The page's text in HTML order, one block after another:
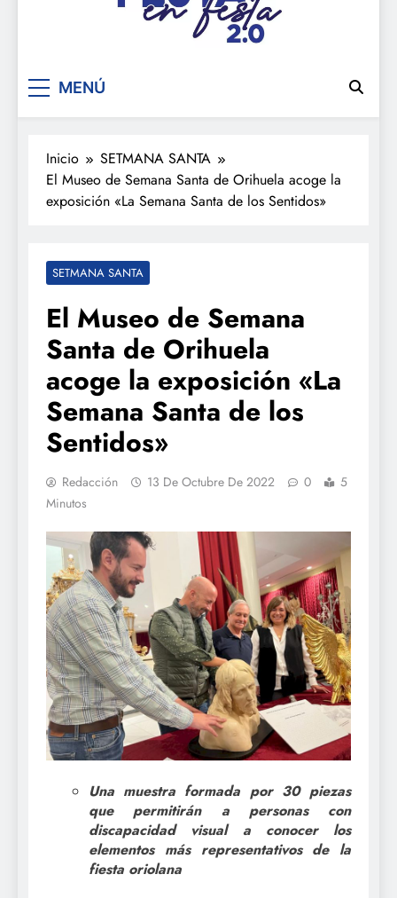
De festa en festa 2.0
MENÚ
Inicio
SETMANA SANTA
El Museo de Semana Santa de Orihuela acoge la
exposición «La Semana Santa de los Sentidos»
SETMANA SANTA
El Museo de Semana
Santa de Orihuela
acoge la exposición «La
Semana Santa de los
Sentidos»
Redacción 13 De Octubre De 2022 0
5
Minutos
Una muestra formada por 30 piezas
que permitirán a personas con
discapacidad visual a conocer los
elementos más representativos de la
fiesta oriolana